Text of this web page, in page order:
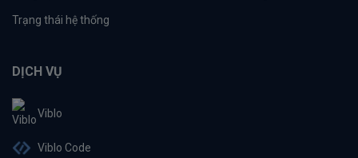
Trạng thái hệ thống
DỊCH VỤ
Viblo
Viblo Code